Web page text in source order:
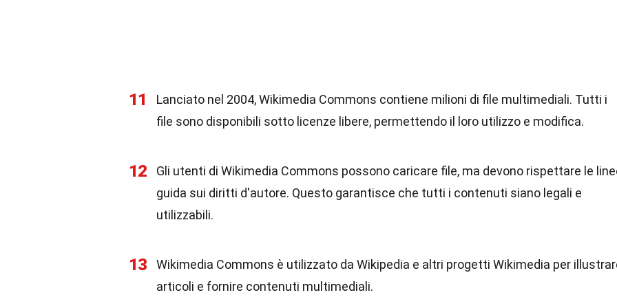
11
Lanciato nel 2004, Wikimedia Commons contiene milioni di file multimediali. Tutti i
file sono disponibili sotto licenze libere, permettendo il loro utilizzo e modifica.
12
Gli utenti di Wikimedia Commons possono caricare file, ma devono rispettare le
guida sui diritti d'autore. Questo garantisce che tutti i contenuti siano legali e
utilizzabili.
13
Wikimedia Commons è utilizzato da Wikipedia e altri progetti Wikimedia per
articoli e fornire contenuti multimediali.